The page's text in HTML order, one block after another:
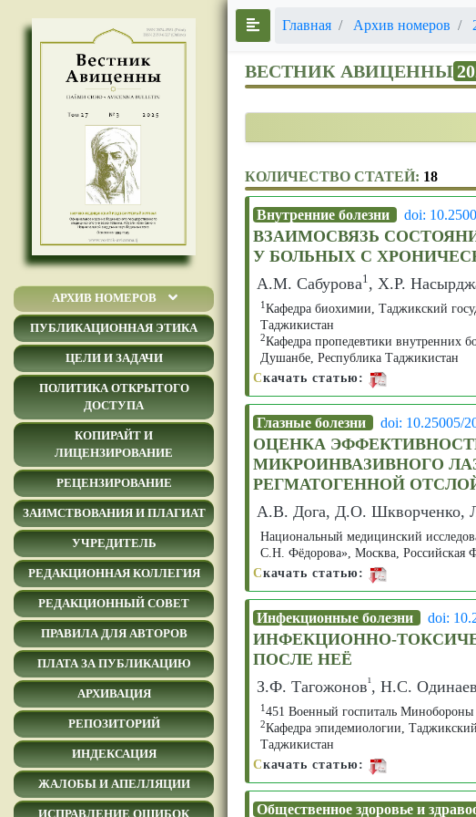
АРХИВ НОМЕРОВ
ПУБЛИКАЦИОННАЯ ЭТИКА
ЦЕЛИ И ЗАДАЧИ
ПОЛИТИКА ОТКРЫТОГО
ДОСТУПА
КОПИРАЙТ И
ЛИЦЕНЗИРОВАНИЕ
РЕЦЕНЗИРОВАНИЕ
ЗАИМСТВОВАНИЯ И ПЛАГИАТ
УЧРЕДИТЕЛЬ
РЕДАКЦИОННАЯ КОЛЛЕГИЯ
РЕДАКЦИОННЫЙ СОВЕТ
ПРАВИЛА ДЛЯ АВТОРОВ
ПЛАТА ЗА ПУБЛИКАЦИЮ
АРХИВАЦИЯ
РЕПОЗИТОРИЙ
ИНДЕКСАЦИЯ
ЖАЛОБЫ И АПЕЛЛЯЦИИ
ИСПРАВЛЕНИЕ ОШИБОК
Главная Архив номеров
ВЕСТНИК АВИЦЕННЫ
КОЛИЧЕСТВО СТАТЕЙ: 18
Внутренние болезни doi:
ВЗАИМОСВЯЗЬ
У БОЛЬНЫХ С
А.М. Сабурова1, Х.Р.
1 Кафедра биохимии, Таджикский
Таджикистан
2Кафедра пропедевтики внутренних
Душанбе, Республика Таджикистан
Скачать статью:
Глазные болезни doi: 10.25005/
ОЦЕНКА
МИКРОИНВАЗИВНОГО
РЕГМАТОГЕННОЙ
А.В. Дога, Д.О. Шкворченко,
Национальный медицинский
С.Н. Фёдорова», Москва, Российская
Скачать статью:
Инфекционные болезни doi:
ИНФЕКЦИОННО-
ПОСЛЕ НЕЁ
З.Ф. Тагожонов¹, Н.С. Одинаев
1 451 Военный госпиталь
2Кафедра эпидемиологии,
Таджикистан
Скачать статью:
Общественное здоровье и